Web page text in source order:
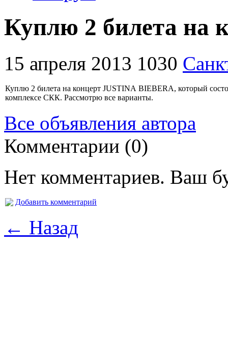
Куплю 2 билета на
15 апреля 2013 1030
Куплю 2 билета на концерт JUSTINА BIEBERА, который
комплексе СКК. Рассмотрю все варианты.
Все объявления автора
Комментарии (0)
Нет комментариев. Ваш
Добавить комментарий
← Назад